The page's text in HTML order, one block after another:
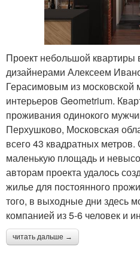
Проект небольшой квартиры
дизайнерами Алексеем
Герасимовым из московской
интерьеров Geometrium.
проживания одинокого
Перхушково, Московская
всего 43 квадратных
маленькую площадь и
авторам проекта удалось
жилье для постоянного
того, в выходные дни здесь
компанией из 5-6 человек и
читать дальше →